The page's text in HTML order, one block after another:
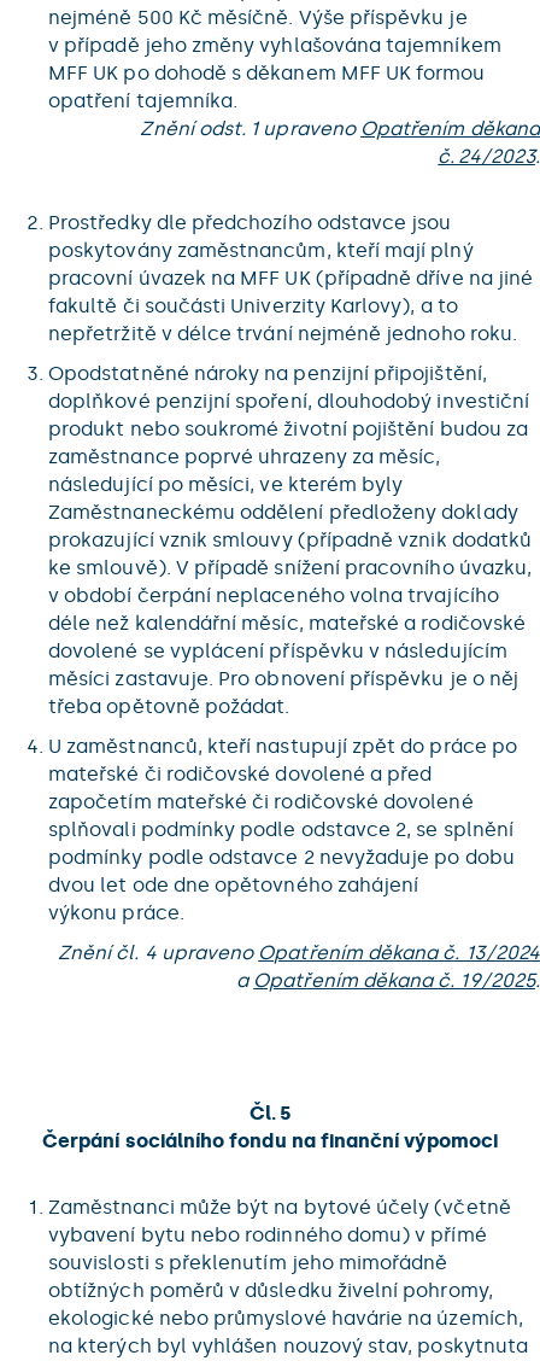
nejméně 500 Kč měsíčně. Výše příspěvku je
v případě jeho změny vyhlašována tajemníkem
MFF UK po dohodě s děkanem MFF UK formou
opatření tajemníka.
Znění odst. 1 upraveno Opatřením děkana
č. 24/2023.
Prostředky dle předchozího odstavce jsou
poskytovány zaměstnancům, kteří mají plný
pracovní úvazek na MFF UK (případně dříve na jiné
fakultě či součásti Univerzity Karlovy), a to
nepřetržitě v délce trvání nejméně jednoho roku.
Opodstatněné nároky na penzijní připojištění,
doplňkové penzijní spoření, dlouhodobý investiční
produkt nebo soukromé životní pojištění budou za
zaměstnance poprvé uhrazeny za měsíc,
následující po měsíci, ve kterém byly
Zaměstnaneckému oddělení předloženy doklady
prokazující vznik smlouvy (případně vznik dodatků
ke smlouvě). V případě snížení pracovního úvazku,
v období čerpání neplaceného volna trvajícího
déle než kalendářní měsíc, mateřské a rodičovské
dovolené se vyplácení příspěvku v následujícím
měsíci zastavuje. Pro obnovení příspěvku je o něj
třeba opětovně požádat.
U zaměstnanců, kteří nastupují zpět do práce po
mateřské či rodičovské dovolené a před
započetím mateřské či rodičovské dovolené
splňovali podmínky podle odstavce 2, se splnění
podmínky podle odstavce 2 nevyžaduje po dobu
dvou let ode dne opětovného zahájení
výkonu práce.
Znění čl. 4 upraveno Opatřením děkana č. 13/2024
a Opatřením děkana č. 19/2025.
Čl. 5
Čerpání sociálního fondu na finanční výpomoci
Zaměstnanci může být na bytové účely (včetně
vybavení bytu nebo rodinného domu) v přímé
souvislosti s překlenutím jeho mimořádně
obtížných poměrů v důsledku živelní pohromy,
ekologické nebo průmyslové havárie na územích,
na kterých byl vyhlášen nouzový stav, poskytnuta